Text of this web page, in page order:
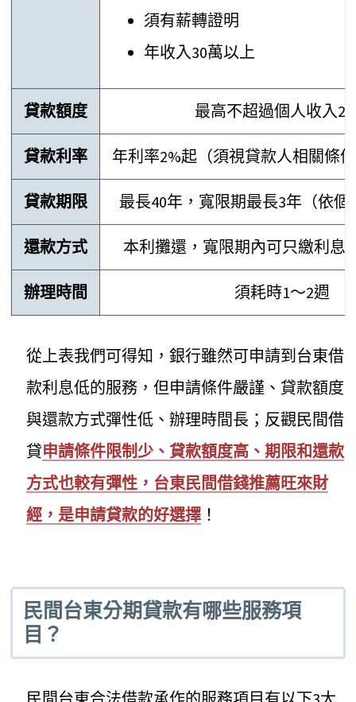
須有薪轉證明
年收入30萬以上
貸款額度 最高不超過個人收入
貸款利率 年利率2%起（須視貸款人相關條
貸款期限 最長40年，寬限期最長3年（依
還款方式 本利攤還，寬限期內可只繳利息
辦理時間 須耗時1～2週
從上表我們可得知，銀行雖然可申請到台東借
款利息低的服務，但申請條件嚴謹、貸款額度
與還款方式彈性低、辦理時間長；反觀民間借
貸申請條件限制少、貸款額度高、期限和還款
方式也較有彈性，台東民間借錢推薦旺來財
經，是申請貸款的好選擇 ！
民間台東分期貸款有哪些服務項
目？